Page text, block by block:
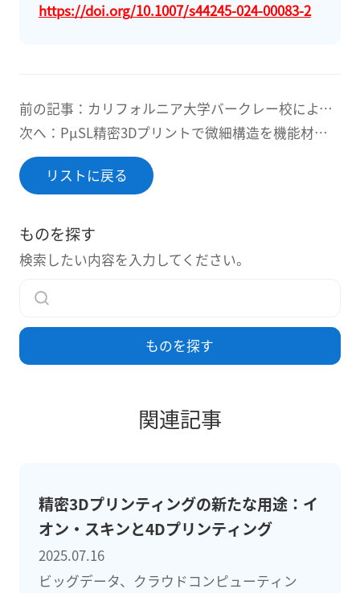
https://doi.org/10.1007/s44245-024-00083-2
前の記事：カリフォルニア大学バークレー校によるCOVID-19検査用3Dプリントモデルの開発～BMFのPμSL技術が支える次世代マイクロ流体デバイス～
次へ：PµSL精密3Dプリントで微細構造を機能材料へ転写 ― マスターモールドとPDMS成形の3つの研究事例
リストに戻る
ものを探す
検索したい内容を入力してください。
ものを探す
関連記事
精密3Dプリンティングの新たな用途：イ
オン・スキンと4Dプリンティング
2025.07.16
ビッグデータ、クラウドコンピューティン